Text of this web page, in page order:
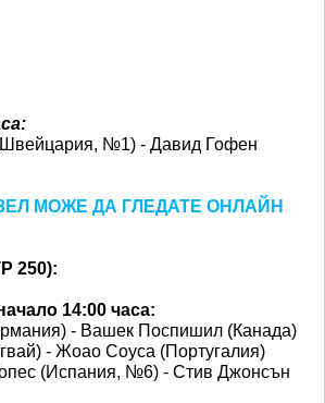
№1) - Давид Гофен
МОЖЕ ДА ГЛЕДАТЕ ОНЛАЙН
250):
14:00 часа:
- Вашек Поспишил (Канада)
- Жоао Соуса (Португалия)
(Испания, №6) - Стив Джонсън